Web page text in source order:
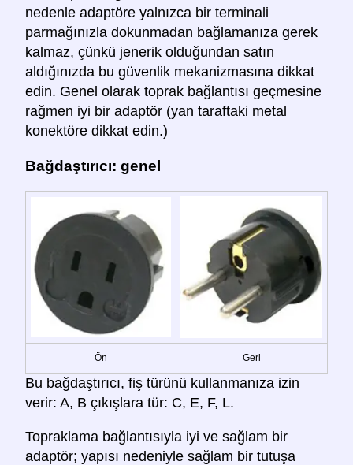
nedenle adaptöre yalnızca bir terminali
parmağınızla dokunmadan bağlamanıza gerek
kalmaz, çünkü jenerik olduğundan satın
aldığınızda bu güvenlik mekanizmasına dikkat
edin. Genel olarak toprak bağlantısı geçmesine
rağmen iyi bir adaptör (yan taraftaki metal
konektöre dikkat edin.)
Bağdaştırıcı: genel
Ön Geri
Bu bağdaştırıcı, fiş türünü kullanmanıza izin
verir: A, B çıkışlara tür: C, E, F, L.
Topraklama bağlantısıyla iyi ve sağlam bir
adaptör; yapısı nedeniyle sağlam bir tutuşa